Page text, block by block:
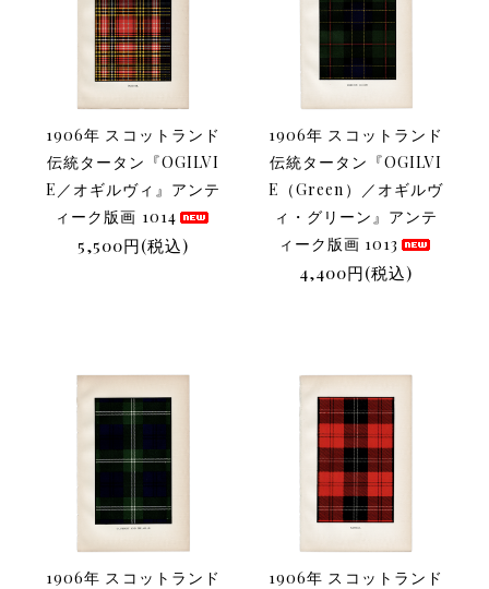
1906年 スコットランド
伝統タータン『OGILVI
E／オギルヴィ』アンテ
ィーク版画 1014
5,500円(税込)
1906年 スコットランド
伝統タータン『OGILVI
E（Green）／オギルヴ
ィ・グリーン』アンテ
ィーク版画 1013
4,400円(税込)
1906年 スコットランド
1906年 スコットランド